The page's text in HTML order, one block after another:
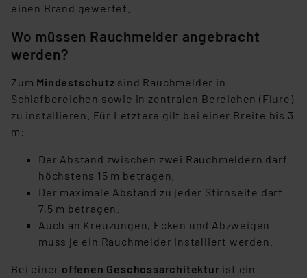
einen Brand gewertet.
Wo müssen Rauchmelder angebracht
werden?
Zum Mindestschutz sind Rauchmelder in
Schlafbereichen sowie in zentralen Bereichen (Flure)
zu installieren. Für Letztere gilt bei einer Breite bis 3
m:
Der Abstand zwischen zwei Rauchmeldern darf
höchstens 15 m betragen.
Der maximale Abstand zu jeder Stirnseite darf
7,5 m betragen.
Auch an Kreuzungen, Ecken und Abzweigen
muss je ein Rauchmelder installiert werden.
Bei einer offenen Geschossarchitektur ist ein